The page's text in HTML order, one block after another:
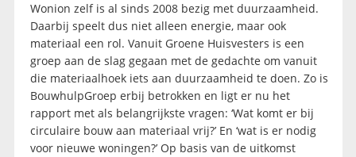
Wonion zelf is al sinds 2008 bezig met duurzaamheid.
Daarbij speelt dus niet alleen energie, maar ook
materiaal een rol. Vanuit Groene Huisvesters is een
groep aan de slag gegaan met de gedachte om vanuit
die materiaalhoek iets aan duurzaamheid te doen. Zo is
BouwhulpGroep erbij betrokken en ligt er nu het
rapport met als belangrijkste vragen: ‘Wat komt er bij
circulaire bouw aan materiaal vrij?’ En ‘wat is er nodig
voor nieuwe woningen?’ Op basis van de uitkomst